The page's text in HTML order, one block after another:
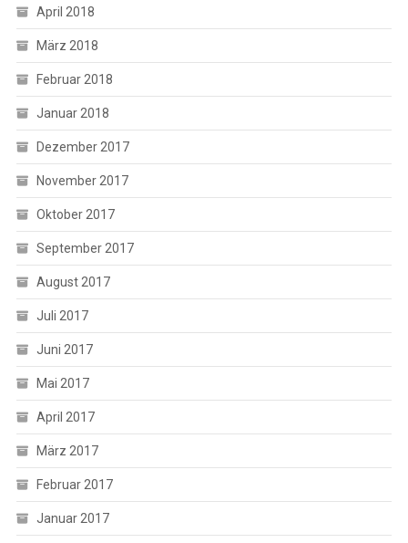
April 2018
März 2018
Februar 2018
Januar 2018
Dezember 2017
November 2017
Oktober 2017
September 2017
August 2017
Juli 2017
Juni 2017
Mai 2017
April 2017
März 2017
Februar 2017
Januar 2017